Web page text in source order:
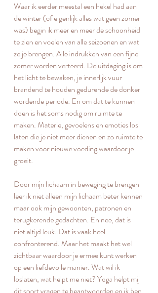
Waar ik eerder meestal een hekel had aan
de winter (of eigenlijk alles wat geen zomer
was) begin ik meer en meer de schoonheid
te zien en voelen van alle seizoenen en wat
ze je brengen. Alle indrukken van een fijne
zomer worden verteerd. De uitdaging is om
het licht te bewaken, je innerlijk vuur
brandend te houden gedurende de donker
wordende periode. En om dat te kunnen
doen is het soms nodig om ruimte te
maken. Materie, gevoelens en emoties los
laten die je niet meer dienen en zo ruimte te
maken voor nieuwe voeding waardoor je
groeit.
Door mijn lichaam in beweging te brengen
leer ik niet alleen mijn lichaam beter kennen
maar ook mijn gewoonten, patronen en
terugkerende gedachten. En nee, dat is
niet altijd leuk. Dat is vaak heel
confronterend. Maar het maakt het wel
zichtbaar waardoor je ermee kunt werken
op een liefdevolle manier. Wat wil ik
loslaten, wat helpt me niet? Yoga helpt mij